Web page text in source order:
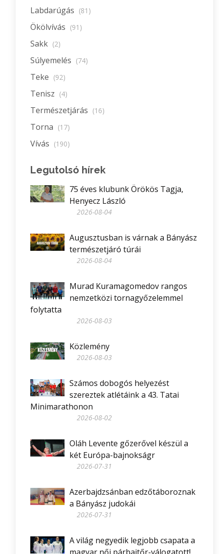
Labdarúgás (81)
Ökölvívás (91)
Sakk (2)
Súlyemelés (74)
Teke (92)
Tenisz (4)
Természetjárás (16)
Torna (17)
Vívás (190)
Legutolsó hírek
75 éves klubunk Örökös Tagja,
Henyecz László
2026-08-04
Augusztusban is várnak a Bányász
természetjáró túrái
2026-08-04
Murad Kuramagomedov rangos
nemzetközi tornagyőzelemmel
folytatta
2026-08-03
Közlemény
2026-08-03
Számos dobogós helyezést
szereztek atlétáink a 43. Tatai
Minimarathonon
2026-08-02
Oláh Levente gőzerővel készül a
két Európa-bajnokságr
2026-07-31
Azerbajdzsánban edzőtáboroznak
a Bányász judokái
2026-07-31
A világ negyedik legjobb csapata a